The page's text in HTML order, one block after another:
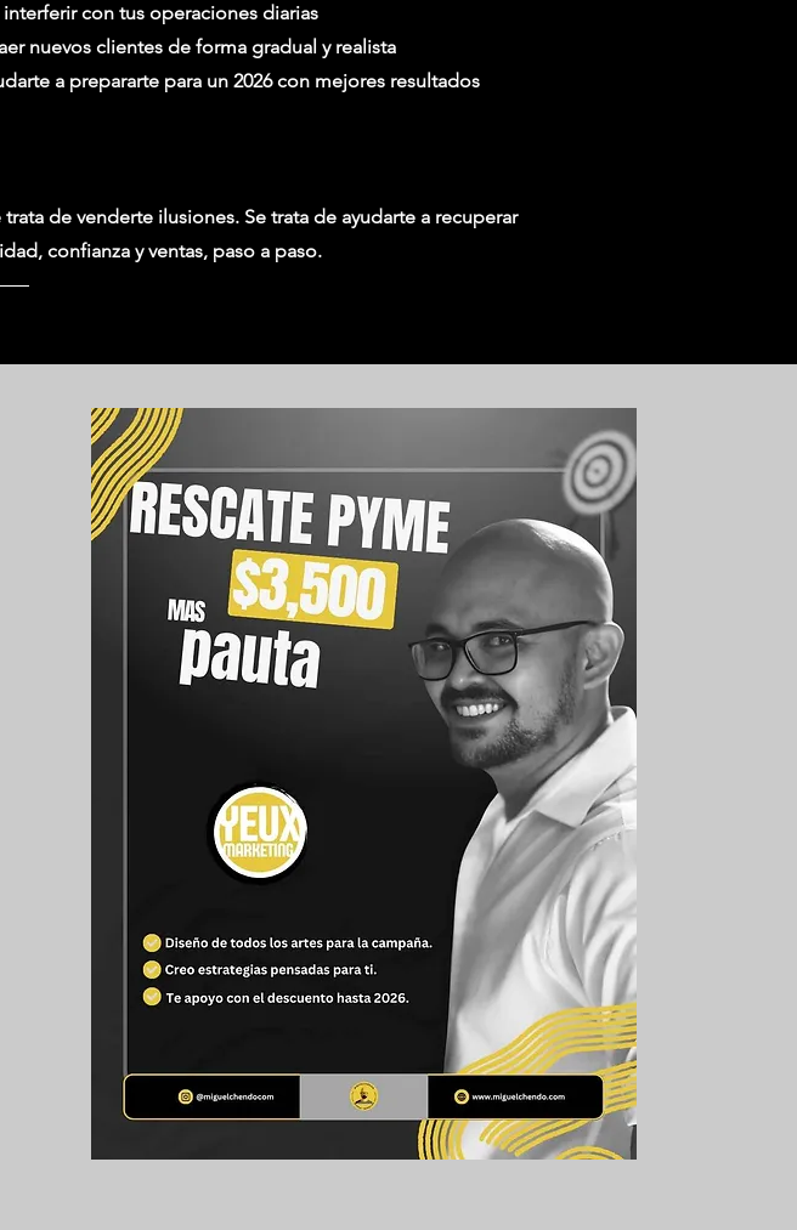
interferir con tus operaciones diarias
nuevos clientes de forma gradual y realista
a prepararte para un 2026 con mejores resultados
trata de venderte ilusiones. Se trata de ayudarte a recuperar
confianza y ventas, paso a paso.